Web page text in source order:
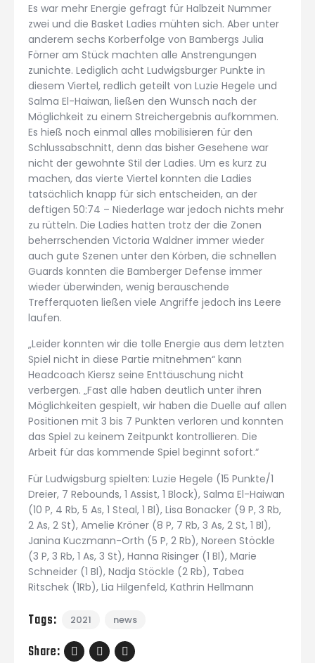
Es war mehr Energie gefragt für Halbzeit Nummer
zwei und die Basket Ladies mühten sich. Aber unter
anderem sechs Korberfolge von Bambergs Julia
Förner am Stück machten alle Anstrengungen
zunichte. Lediglich acht Ludwigsburger Punkte in
diesem Viertel, redlich geteilt von Luzie Hegele und
Salma El-Haiwan, ließen den Wunsch nach der
Möglichkeit zu einem Streichergebnis aufkommen.
Es hieß noch einmal alles mobilisieren für den
Schlussabschnitt, denn das bisher Gesehene war
nicht der gewohnte Stil der Ladies. Um es kurz zu
machen, das vierte Viertel konnten die Ladies
tatsächlich knapp für sich entscheiden, an der
deftigen 50:74 – Niederlage war jedoch nichts mehr
zu rütteln. Die Ladies hatten trotz der die Zonen
beherrschenden Victoria Waldner immer wieder
auch gute Szenen unter den Körben, die schnellen
Guards konnten die Bamberger Defense immer
wieder überwinden, wenig berauschende
Trefferquoten ließen viele Angriffe jedoch ins Leere
laufen.
„Leider konnten wir die tolle Energie aus dem letzten
Spiel nicht in diese Partie mitnehmen“ kann
Headcoach Kiersz seine Enttäuschung nicht
verbergen. „Fast alle haben deutlich unter ihren
Möglichkeiten gespielt, wir haben die Duelle auf allen
Positionen mit 3 bis 7 Punkten verloren und konnten
das Spiel zu keinem Zeitpunkt kontrollieren. Die
Arbeit für das kommende Spiel beginnt sofort.“
Für Ludwigsburg spielten: Luzie Hegele (15 Punkte/1
Dreier, 7 Rebounds, 1 Assist, 1 Block), Salma El-Haiwan
(10 P, 4 Rb, 5 As, 1 Steal, 1 Bl), Lisa Bonacker (9 P, 3 Rb,
2 As, 2 St), Amelie Kröner (8 P, 7 Rb, 3 As, 2 St, 1 Bl),
Janina Kuczmann-Orth (5 P, 2 Rb), Noreen Stöckle
(3 P, 3 Rb, 1 As, 3 St), Hanna Risinger (1 Bl), Marie
Schneider (1 Bl), Nadja Stöckle (2 Rb), Tabea
Ritschek (1Rb), Lia Hilgenfeld, Kathrin Hellmann
Tags: 2021 news
Share: